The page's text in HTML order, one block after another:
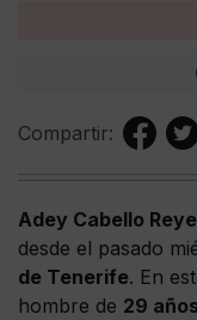
Compartir:
Adey Cabello
desde el pasado
de Tenerife. En
hombre de 29 años